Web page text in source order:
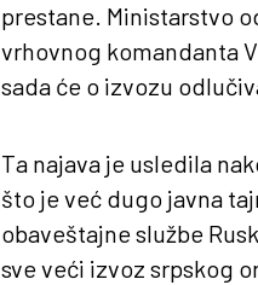
prestane. Ministarstvo
vrhovnog komandanta
sada će o izvozu
Ta najava je usledila
što je već dugo javna
obaveštajne službe
sve veći izvoz srpskog